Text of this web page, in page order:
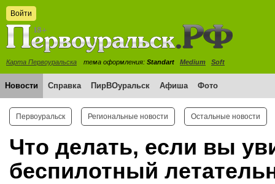
Войти
Карта Первоуральска тема оформления: Standart Medium Soft
Новости Справка ПирВОуральск Афиша Фото
Первоуральск Региональные новости Остальные новости
Что делать, если вы
беспилотный